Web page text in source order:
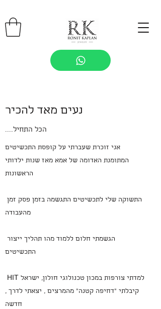
נעים מאד להכיר
....הכל התחיל
אני זוכרת שעברתי על קופסת התכשיטים
המתומנת האדומה של אמא מאז שנות ילדותי
הראשונות
התשוקה שלי לתכשיטים התגשמה בזמן פסק זמן
מהעבודה
התכשיטים
HIT למדתי צורפות במכון טכנולוגי חולון, ישראל
, קיבלתי "דחיפה קטנה" מהמרצים , יצאתי לדרך
חדשה